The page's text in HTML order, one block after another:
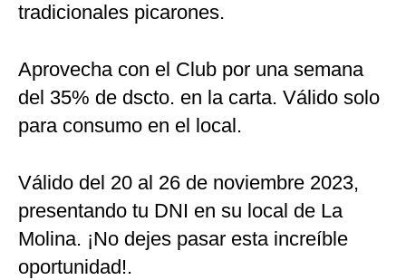
tradicionales picarones.
Aprovecha con el Club por una semana
del 35% de dscto. en la carta. Válido solo
para consumo en el local.
Válido del 20 al 26 de noviembre 2023,
presentando tu DNI en su local de La
Molina. ¡No dejes pasar esta increíble
oportunidad!.